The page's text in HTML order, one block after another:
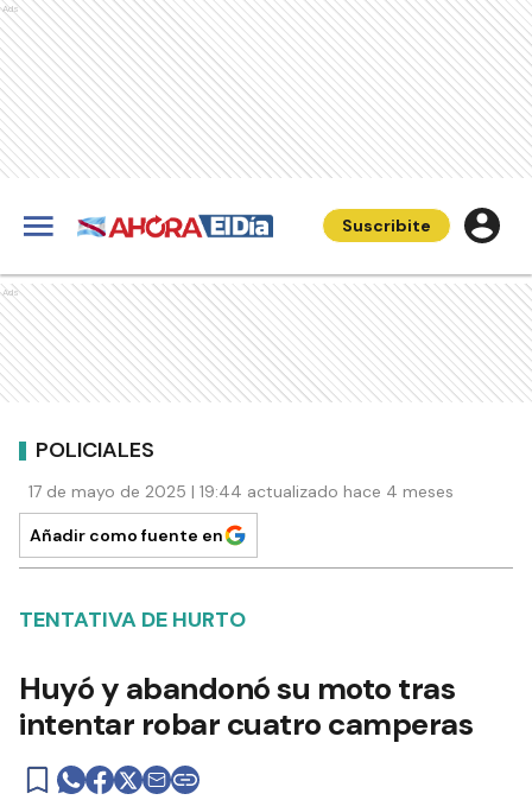
Ads
Suscribite
Ads
POLICIALES
17 de mayo de 2025 | 19:44 actualizado hace 4 meses
Añadir como fuente en
TENTATIVA DE HURTO
Huyó y abandonó su moto tras
intentar robar cuatro camperas